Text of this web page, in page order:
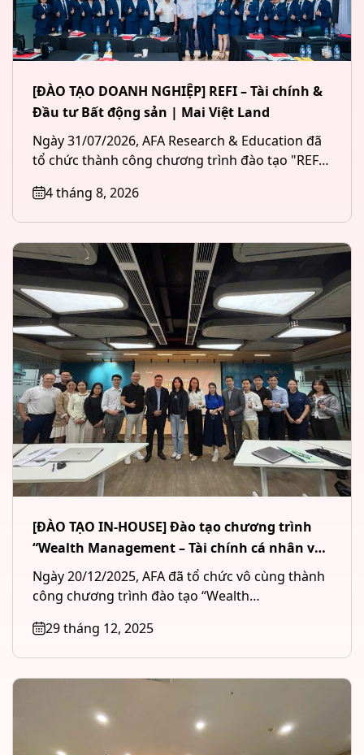
[ĐÀO TẠO DOANH NGHIỆP] REFI – Tài chính &
Đầu tư Bất động sản | Mai Việt Land
Ngày 31/07/2026, AFA Research & Education đã
tổ chức thành công chương trình đào tạo "REFI
4 tháng 8, 2026
[ĐÀO TẠO IN-HOUSE] Đào tạo chương trình
“Wealth Management – Tài chính cá nhân và
Quản lý tài sản đầu tư” cho Công ty CP Chứng
khoán MB (MBS) tại Hà Nội
Ngày 20/12/2025, AFA đã tổ chức vô cùng thành
công chương trình đào tạo “Wealth
29 tháng 12, 2025